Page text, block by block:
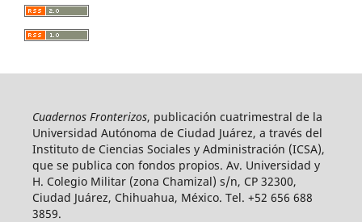
Cuadernos Fronterizos, publicación cuatrimestral de la
Universidad Autónoma de Ciudad Juárez, a través del
Instituto de Ciencias Sociales y Administración (ICSA),
que se publica con fondos propios. Av. Universidad y
H. Colegio Militar (zona Chamizal) s/n, CP 32300,
Ciudad Juárez, Chihuahua, México. Tel. +52 656 688
3859.